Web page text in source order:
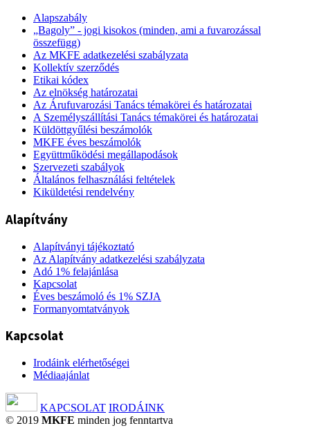
Alapszabály
„Bagoly” - jogi kisokos (minden, ami a fuvarozással
összefügg)
Az MKFE adatkezelési szabályzata
Kollektív szerződés
Etikai kódex
Az elnökség határozatai
Az Árufuvarozási Tanács témakörei és határozatai
A Személyszállítási Tanács témakörei és határozatai
Küldöttgyűlési beszámolók
MKFE éves beszámolók
Együttműködési megállapodások
Szervezeti szabályok
Általános felhasználási feltételek
Kiküldetési rendelvény
Alapítvány
Alapítványi tájékoztató
Az Alapítvány adatkezelési szabályzata
Adó 1% felajánlása
Kapcsolat
Éves beszámoló és 1% SZJA
Formanyomtatványok
Kapcsolat
Irodáink elérhetőségei
Médiaajánlat
KAPCSOLAT IRODÁINK
© 2019 MKFE minden jog fenntartva